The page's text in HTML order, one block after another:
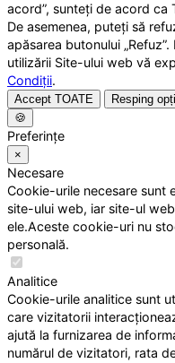
acord”, sunteți de acord ca
De asemenea, puteți să
apăsarea butonului
utilizării Site-ului web vă
Condiții.
Accept TOATE Resping
🍪
Preferințe
×
Necesare
Cookie-urile necesare sunt
site-ului web, iar site-ul
ele.Aceste cookie-uri nu
personală.
Analitice
Cookie-urile analitice sunt
care vizitatorii
ajută la furnizarea de
numărul de vizitatori, rata